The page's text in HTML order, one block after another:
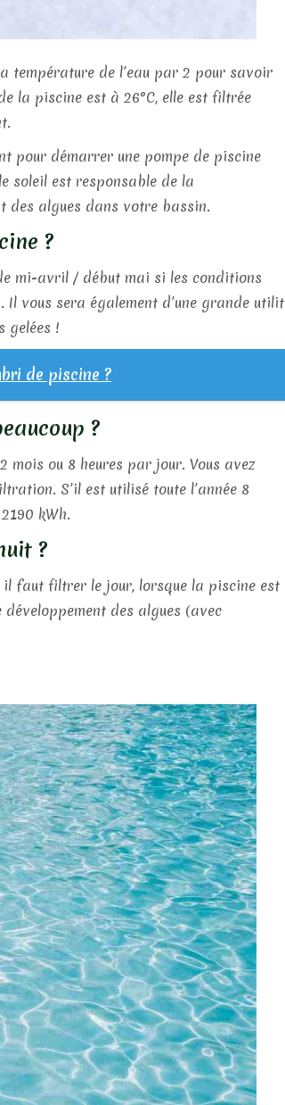
température de l’eau par 2 pour savoir
la piscine est à 26°C, elle est filtrée
pour démarrer une pompe de piscine
soleil est responsable de la
des algues dans votre bassin.
?
mi-avril / début mai si les conditions
vous sera également d’une grande
gelées !
de piscine ?
?
mois ou 8 heures par jour. Vous avez
S’il est utilisé toute l’année 8
kWh.
?
faut filtrer le jour, lorsque la piscine est
des algues (avec